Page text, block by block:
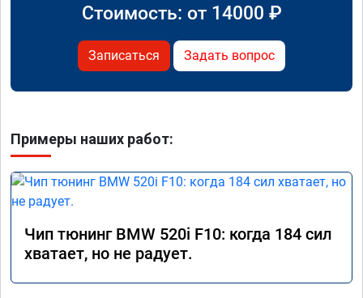
Стоимость: от 14000 ₽
Записаться Задать вопрос
Примеры наших работ:
Чип тюнинг BMW 520i F10: когда 184 сил
хватает, но не радует.